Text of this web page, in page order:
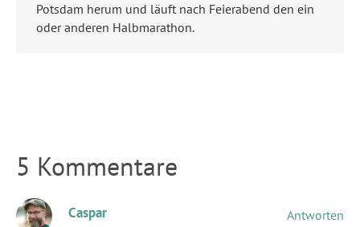
Potsdam herum und läuft nach Feierabend den ein
oder anderen Halbmarathon.
5 Kommentare
Caspar Antworten